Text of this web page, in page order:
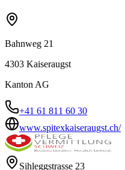
Bahnweg 21
4303 Kaiseraugst
Kanton AG
+41 61 811 60 30
www.spitexkaiseraugst.ch/
Sihleggstrasse 23